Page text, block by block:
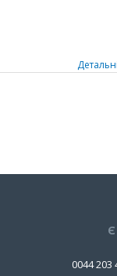
0044 203